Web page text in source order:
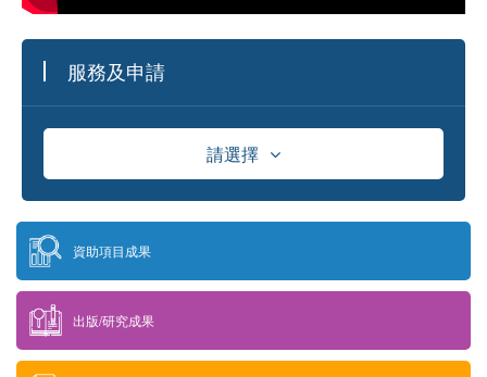
服務及申請
請選擇
資助
獎學金
供應商資料庫及採購資訊發佈平台
資助項目成果
出版/研究成果